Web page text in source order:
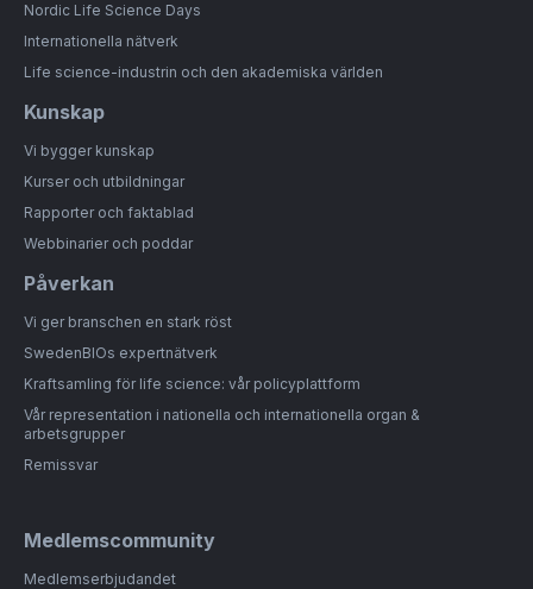
Nordic Life Science Days
Internationella nätverk
Life science-industrin och den akademiska världen
Kunskap
Vi bygger kunskap
Kurser och utbildningar
Rapporter och faktablad
Webbinarier och poddar
Påverkan
Vi ger branschen en stark röst
SwedenBIOs expertnätverk
Kraftsamling för life science: vår policyplattform
Vår representation i nationella och internationella organ &
arbetsgrupper
Remissvar
Medlemscommunity
Medlemserbjudandet